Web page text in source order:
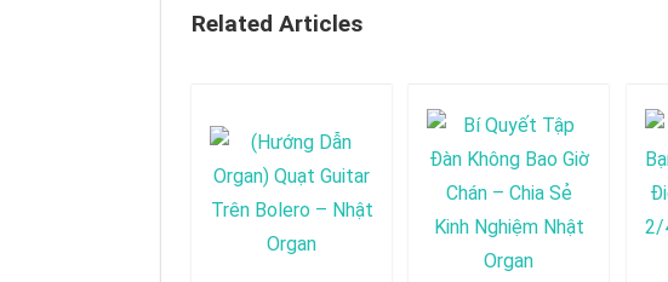
Related Articles